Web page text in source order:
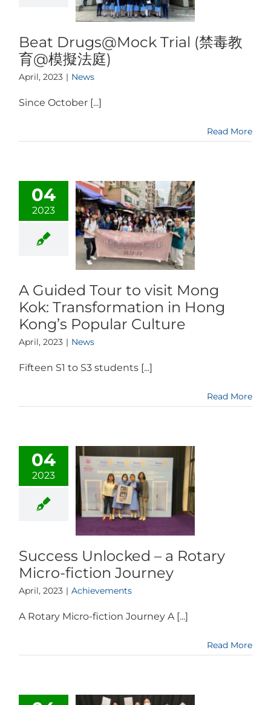
Beat Drugs@Mock Trial (禁毒教
育@模擬法庭)
April, 2023 | News
Since October [...]
Read More
04
2023
A Guided Tour to visit Mong
Kok: Transformation in Hong
Kong’s Popular Culture
April, 2023 | News
Fifteen S1 to S3 students [...]
Read More
04
2023
Success Unlocked – a Rotary
Micro-fiction Journey
April, 2023 | Achievements
A Rotary Micro-fiction Journey A [...]
Read More